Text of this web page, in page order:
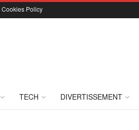
Cookies Policy
TECH DIVERTISSEMENT